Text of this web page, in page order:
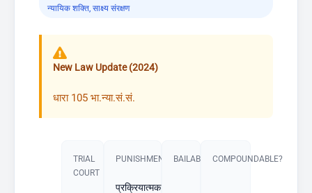
न्यायिक शक्ति, साक्ष्य संरक्षण
New Law Update (2024)
धारा 105 भा.न्या.सं.सं.
TRIAL
COURT
PUNISHMENT​
प्रक्रियात्मक
BAILABLE?COMPOUNDABLE?